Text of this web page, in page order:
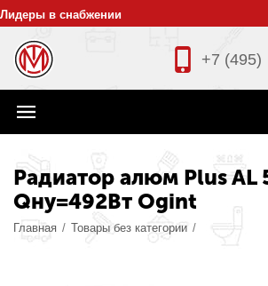
Лидеры в снабжении
+7 (495)
Радиатор алюм Plus AL
Qну=492Вт Ogint
Главная / Товары без категории /